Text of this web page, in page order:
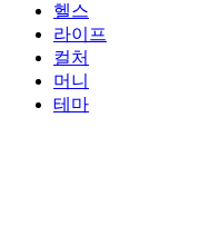
헬스
라이프
컬처
머니
테마